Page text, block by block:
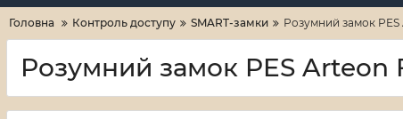
Головна Контроль доступу SMART-замки Розумний замок
Розумний замок PES